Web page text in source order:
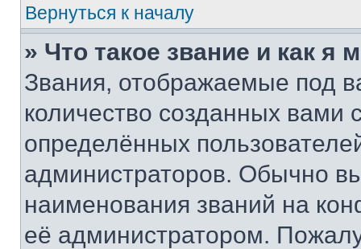
Вернуться к началу
» Что такое звание и как я
Звания, отображаемые под
количество созданных
определённых
администраторов. Обычно
наименования званий на
её администратором.